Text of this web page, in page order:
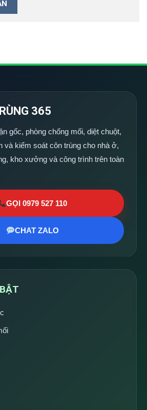
365
gốc, phòng chống mối, diệt chuột,
và kiểm soát côn trùng cho nhà ở,
kho xưởng và công trình trên toàn
GỌI 0979 527 110
CHAT ZALO